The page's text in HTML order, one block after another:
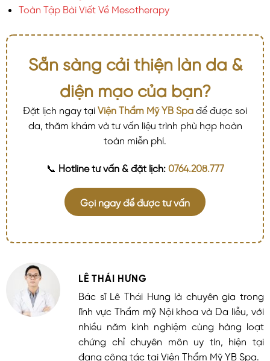
Toàn Tập Bài Viết Về Mesotherapy
Sẵn sàng cải thiện làn da &
diện mạo của bạn?
Đặt lịch ngay tại Viện Thẩm Mỹ YB Spa để được soi
da, thăm khám và tư vấn liệu trình phù hợp hoàn
toàn miễn phí.
📞 Hotline tư vấn & đặt lịch: 0764.208.777
Gọi ngay để được tư vấn
LÊ THÁI HƯNG
Bác sĩ Lê Thái Hưng là chuyên gia trong
lĩnh vực Thẩm mỹ Nội khoa và Da liễu, với
nhiều năm kinh nghiệm cùng hàng loạt
chứng chỉ chuyên môn uy tín, hiện tại
đang công tác tại Viện Thẩm Mỹ YB Spa.